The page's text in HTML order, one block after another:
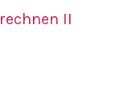
II